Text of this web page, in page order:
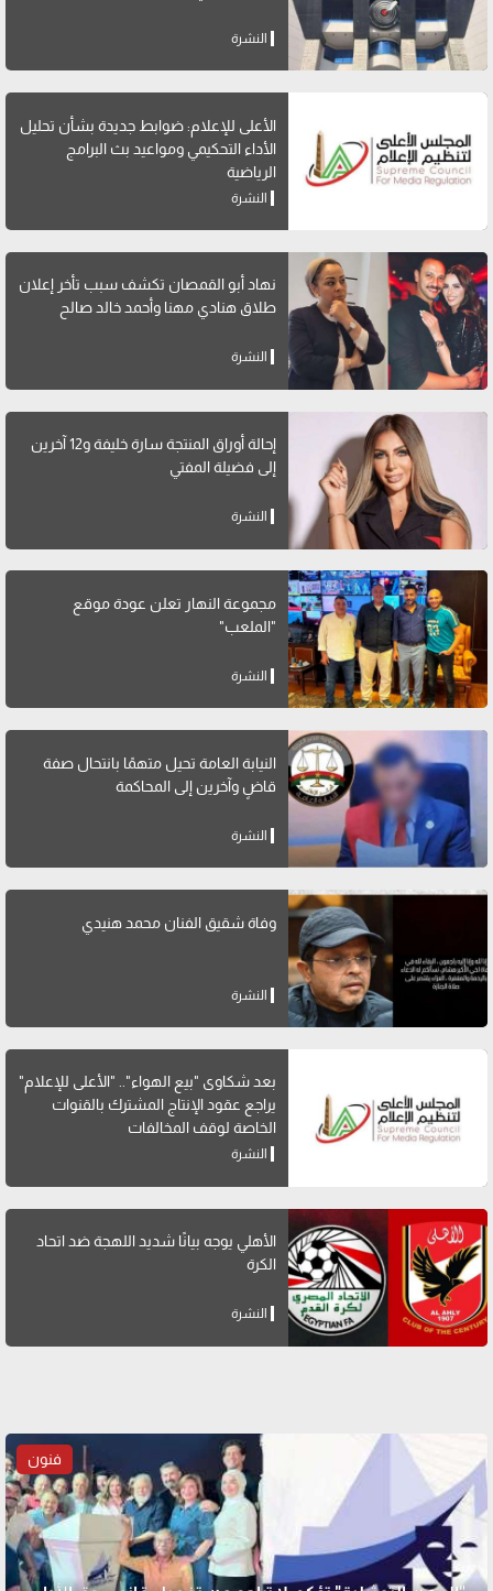
النشرة
الأعلى للإعلام: ضوابط جديدة بشأن تحليل
الأداء التحكيمي ومواعيد بث البرامج
الرياضية
النشرة
نهاد أبو القمصان تكشف سبب تأخر إعلان
طلاق هنادي مهنا وأحمد خالد صالح
النشرة
إحالة أوراق المنتجة سارة خليفة و12 آخرين
إلى فضيلة المفتي
النشرة
مجموعة النهار تعلن عودة موقع
"الملعب"
النشرة
النيابة العامة تحيل متهمًا بانتحال صفة
قاضٍ وآخرين إلى المحاكمة
النشرة
وفاة شقيق الفنان محمد هنيدي
النشرة
بعد شكاوى "بيع الهواء".. "الأعلى للإعلام"
يراجع عقود الإنتاج المشترك بالقنوات
الخاصة لوقف المخالفات
النشرة
الأهلي يوجه بيانًا شديد اللهجة ضد اتحاد
الكرة
النشرة
فنون